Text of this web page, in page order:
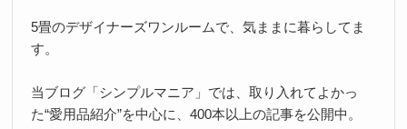
5畳のデザイナーズワンルームで、気ままに暮らしてま
す。
当ブログ「シンプルマニア」では、取り入れてよかっ
た“愛用品紹介”を中心に、400本以上の記事を公開中。